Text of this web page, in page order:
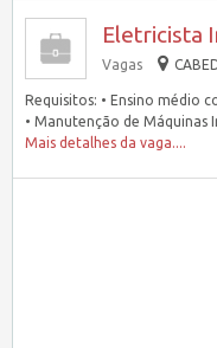
Eletricista
Vagas
Requisitos: • Ensino médio
• Manutenção de Máquinas
Mais detalhes da vaga....